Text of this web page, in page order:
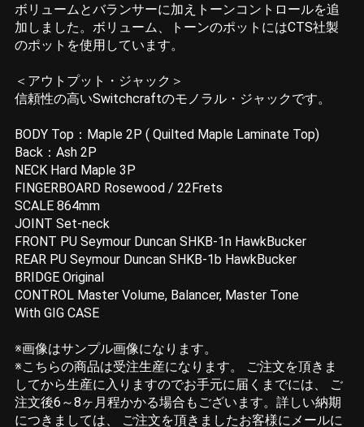
ボリュームとバランサーに加えトーンコントロールを追
加しました。ボリューム、トーンのポットにはCTS社製
のポットを使用しています。
＜アウトプット・ジャック＞
信頼性の高いSwitchcraftのモノラル・ジャックです。
BODY Top：Maple 2P ( Quilted Maple Laminate Top)
Back：Ash 2P
NECK Hard Maple 3P
FINGERBOARD Rosewood / 22Frets
SCALE 864mm
JOINT Set-neck
FRONT PU Seymour Duncan SHKB-1n HawkBucker
REAR PU Seymour Duncan SHKB-1b HawkBucker
BRIDGE Original
CONTROL Master Volume, Balancer, Master Tone
With GIG CASE
※画像はサンプル画像になります。
※こちらの商品は受注生産になります。 ご注文を頂きま
してから生産に入りますのでお手元に届くまでには、 ご
注文後6～8ヶ月程かかる場合もございます。詳しい納期
につきましては、 ご注文を頂きましたお客様にメールに